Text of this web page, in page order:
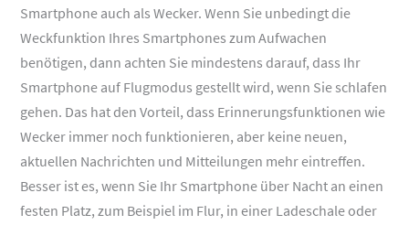
Smartphone auch als Wecker. Wenn Sie unbedingt die
Weckfunktion Ihres Smartphones zum Aufwachen
benötigen, dann achten Sie mindestens darauf, dass Ihr
Smartphone auf Flugmodus gestellt wird, wenn Sie schlafen
gehen. Das hat den Vorteil, dass Erinnerungsfunktionen wie
Wecker immer noch funktionieren, aber keine neuen,
aktuellen Nachrichten und Mitteilungen mehr eintreffen.
Besser ist es, wenn Sie Ihr Smartphone über Nacht an einen
festen Platz, zum Beispiel im Flur, in einer Ladeschale oder